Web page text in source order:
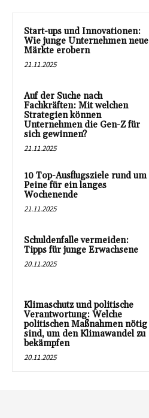
Start-ups und Innovationen:
Wie junge Unternehmen neue
Märkte erobern
21.11.2025
Auf der Suche nach
Fachkräften: Mit welchen
Strategien können
Unternehmen die Gen-Z für
sich gewinnen?
21.11.2025
10 Top-Ausflugsziele rund um
Peine für ein langes
Wochenende
21.11.2025
Schuldenfalle vermeiden:
Tipps für junge Erwachsene
20.11.2025
Klimaschutz und politische
Verantwortung: Welche
politischen Maßnahmen nötig
sind, um den Klimawandel zu
bekämpfen
20.11.2025